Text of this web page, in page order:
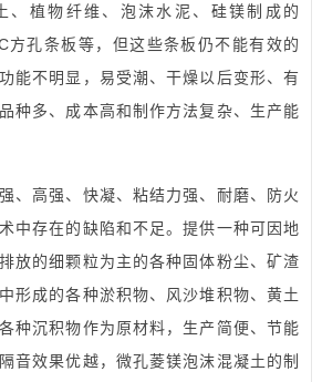
、植物纤维、泡沫水泥、硅镁制成的
方孔条板等，但这些条板仍不能有效的
能不明显，易受潮、干燥以后变形、有
种多、成本高和制作方法复杂、生产能
、高强、快凝、粘结力强、耐磨、防火
中存在的缺陷和不足。提供一种可因地
放的细颗粒为主的各种固体粉尘、矿渣
形成的各种淤积物、风沙堆积物、黄土
种沉积物作为原材料，生产简便、节能
音效果优越，微孔菱镁泡沫混凝土的制